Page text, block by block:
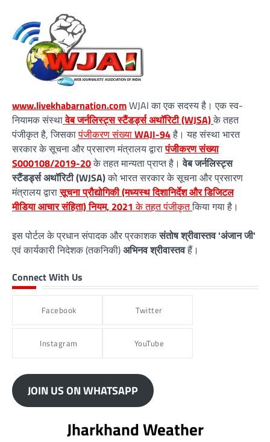
www.livekhabarnation.comWJAI का एक सदस्य है। एक स्व-
नियामक संस्थावेब जर्नलिस्ट्स स्टैंडर्ड्स अथॉरिटी (WJSA)के तहत
पंजीकृत है, जिसकापंजीकरण संख्याWAJI-94है। यह संस्था भारत
सरकार के सूचना और प्रसारण मंत्रालय द्वारापंजीकरण संख्या
S000108/2019-20के तहत मान्यता प्राप्त है।वेब जर्नलिस्ट्स
स्टैंडर्ड्स अथॉरिटी (WJSA)को भारत सरकार के सूचना और प्रसारण
मंत्रालय द्वारासूचना प्रौद्योगिकी (मध्यस्थ दिशानिर्देश और डिजिटल
मीडिया आचार संहिता) नियम, 2021 के तहत पंजीकृतकिया गया है।
इस पोर्टल के प्रधान संपादक और प्रकाशकसंतोष श्रीवास्तव 'अंजान जी'
एवं कार्यकारी निदेशक (तकनिकी)अभिनव श्रीवास्तवहैं।
Connect With Us
Facebook Twitter
Instagram YouTube
JOIN US ON WHATSAPP
Jharkhand Weather